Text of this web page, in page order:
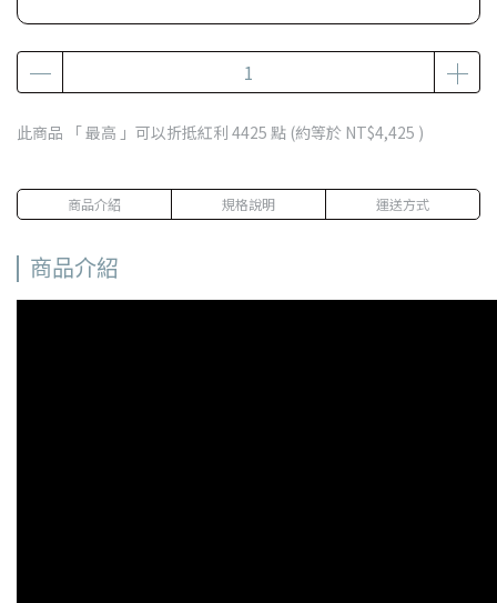
此商品 「 最高 」可以折抵紅利 4425 點 (約等於 NT$4,425 )
商品介紹 規格說明 運送方式
商品介紹